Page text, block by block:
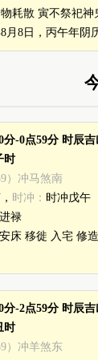
耗散 寅不祭祀神
月8日，丙午年阴
分-0点59分 时辰
时
）冲马煞南
时冲： 时冲戊午
禄
床 移徙 入宅 修
分-2点59分 时辰
时
）冲羊煞东